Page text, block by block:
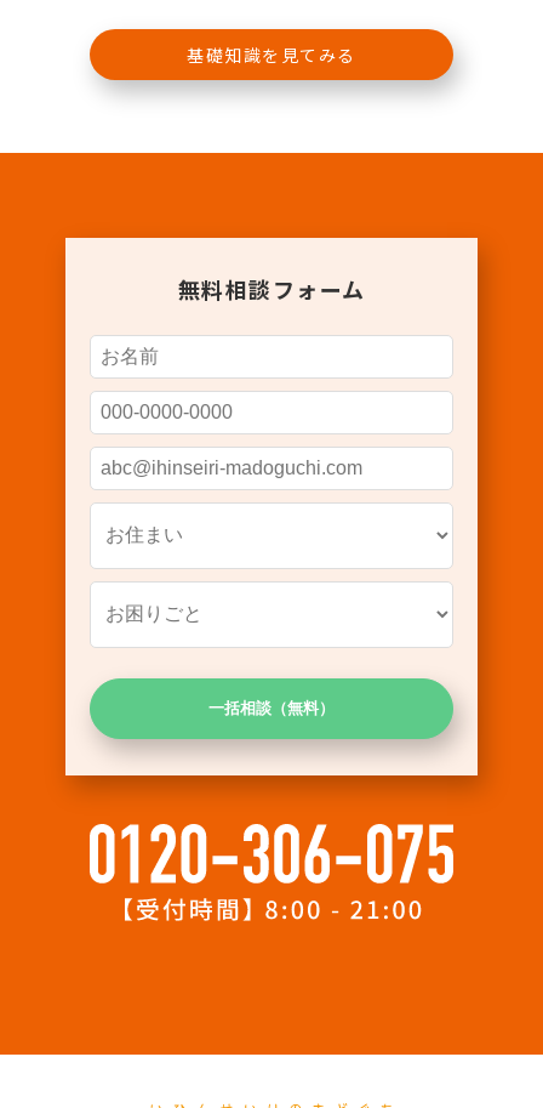
基礎知識を見てみる
無料相談フォーム